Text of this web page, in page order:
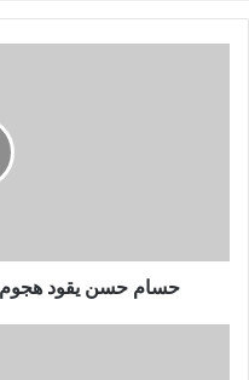
حسام حسن يقود